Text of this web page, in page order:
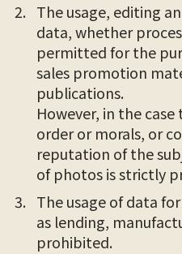
The usage, editing
data, whether
permitted for the
sales promotion
publications.
However, in the
order or morals, or
reputation of the
of photos is strictly
The usage of data
as lending,
prohibited.